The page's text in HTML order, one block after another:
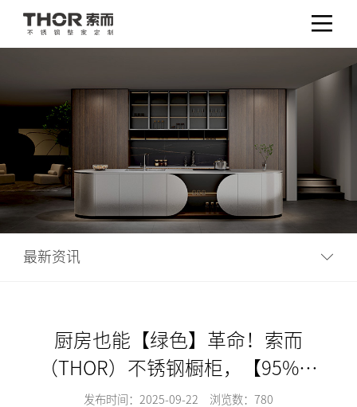
最新资讯
厨房也能【绿色】革命！索而
（THOR）不锈钢橱柜，【95%可
回收】的环保承诺！-索而THOR
发布时间：2025-09-22 浏览数：780